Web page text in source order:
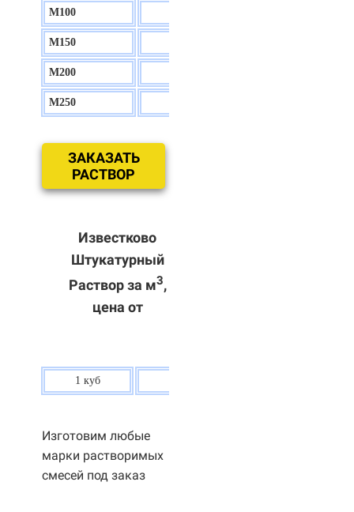
М100
М150
М200
М250
ЗАКАЗАТЬ
РАСТВОР
Известково
Штукатурный
Раствор за м3,
цена от
1 куб
Изготовим любые
марки растворимых
смесей под заказ